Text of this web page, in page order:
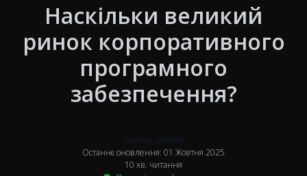
Наскільки великий
ринок корпоративного
програмного
забезпечення?
Rasmus Leichter
Останнє оновлення: 01 Жовтня 2025
10 хв. читання